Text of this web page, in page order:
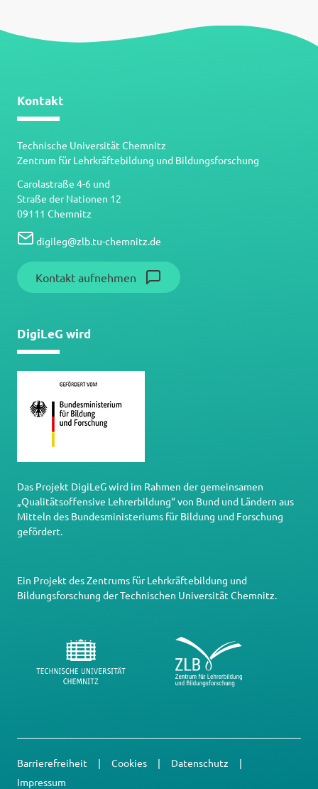
Kontakt
Technische Universität Chemnitz
Zentrum für Lehrkräftebildung und Bildungsforschung
Carolastraße 4-6 und
Straße der Nationen 12
09111 Chemnitz
digileg@zlb.tu-chemnitz.de
Kontakt aufnehmen
DigiLeG wird
Das Projekt DigiLeG wird im Rahmen der gemeinsamen
„Qualitätsoffensive Lehrerbildung“ von Bund und Ländern aus
Mitteln des Bundesministeriums für Bildung und Forschung
gefördert.
Ein Projekt desZentrums für Lehrkräftebildung und
Bildungsforschung derTechnischen Universität Chemnitz.
Barrierefreiheit Cookies
Datenschutz
Impressum